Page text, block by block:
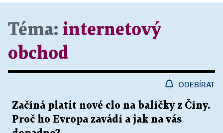
Téma: internetový
obchod
ODEBÍRAT
Začíná platit nové clo na balíčky z Číny.
Proč ho Evropa zavádí a jak na vás